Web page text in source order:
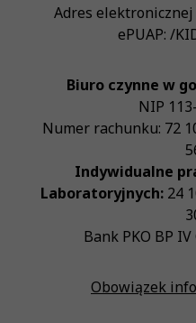
Adres
ePUAP: /
Biuro czynne w
NIP
Numer rachunku: 72
Indywidualne
Laboratoryjnych:24
Bank PKO BP
Obowiązek